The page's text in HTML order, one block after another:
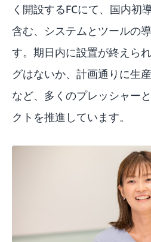
く開設するFCにて、国内初
含む、システムとツールの
す。期日内に設置が終えら
グはないか、計画通りに生
など、多くのプレッシャー
クトを推進しています。